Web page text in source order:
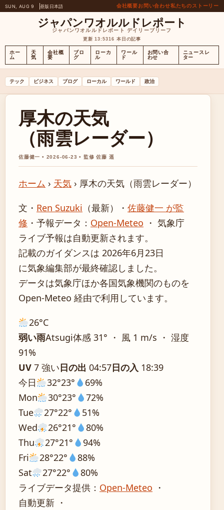
SUN, AUG 9 昼版 日本語 会社概要お問い合わせ私たちのストーリー
ジャパンワオルルドレポート
ジャパンワオルルドレポート デイリーブリーフ
更新 13:5316 本日の記事
ホー
ム
天
気
会社概
要
ブロ
グ
ローカ
ル
ワール
ド
お問い合
わせ
ニュースレ
ター
テック ビジネス ブログ ローカル ワールド 政治
厚木の天気
（雨雲レーダー）
佐藤健一 • 2026-06-23 • 監修 佐藤 遥
ホーム › 天気 › 厚木の天気（雨雲レーダー）
文・ Ren Suzuki （最新） ・ 佐藤健一 が監
修 ・ 予報データ： Open-Meteo ・ 気象庁
ライブ予報は自動更新されます。
記載のガイダンスは 2026年6月23日
に気象編集部が最終確認しました。
データは気象庁ほか各国気象機関のものを
Open-Meteo 経由で利用しています。
26°C
弱い雨Atsugi体感 31° ・ 風 1 m/s ・ 湿度
91%
UV 7 強い日の出 04:57日の入 18:39
今日
32°23°
69%
Mon
30°23°
72%
Tue
27°22°
51%
Wed
26°21°
80%
Thu
27°21°
94%
Fri
28°22°
88%
Sat
27°22°
80%
ライブデータ提供： Open-Meteo ・
自動更新 ・